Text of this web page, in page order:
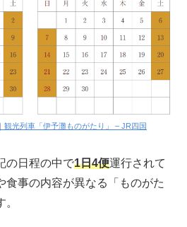
観光列車「伊予灘ものがたり」 – JR四国
の日程の中で1日4便運行されて
食事の内容が異なる「ものがた